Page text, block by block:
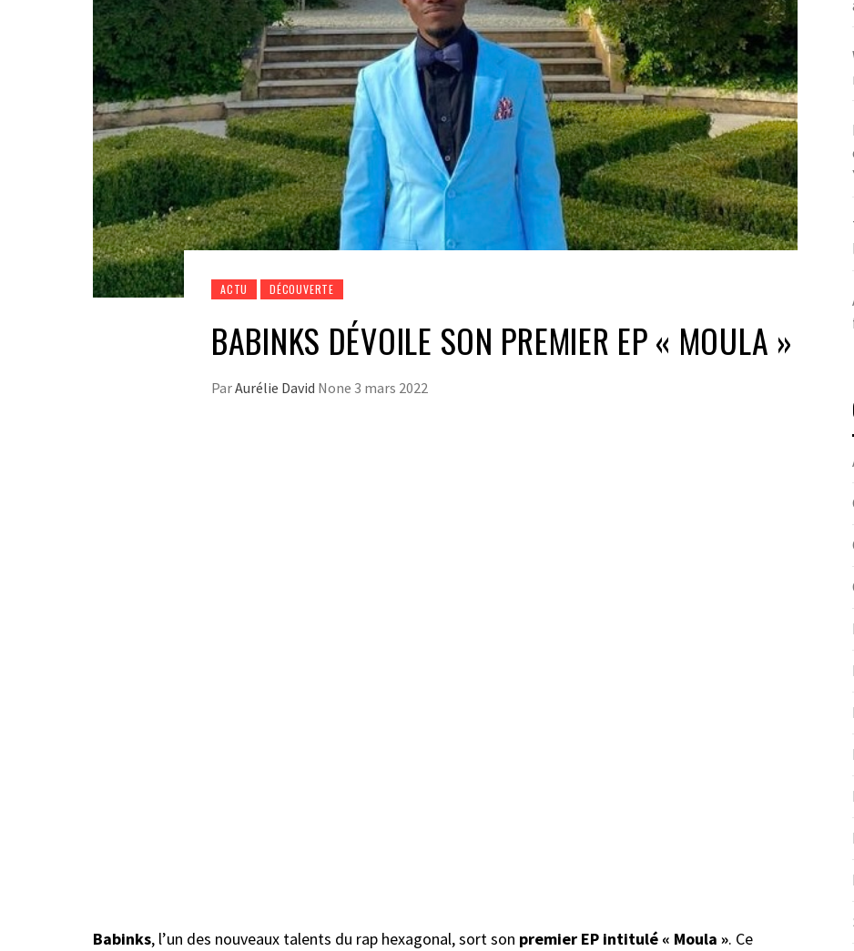
ACTU DÉCOUVERTE
BABINKS DÉVOILE SON PREMIER EP « MOULA »
ParAurélie David None 3 mars 2022
Babinks, l’un des nouveaux talents du rap hexagonal, sort son premier EP intitulé « Moula ». Ce